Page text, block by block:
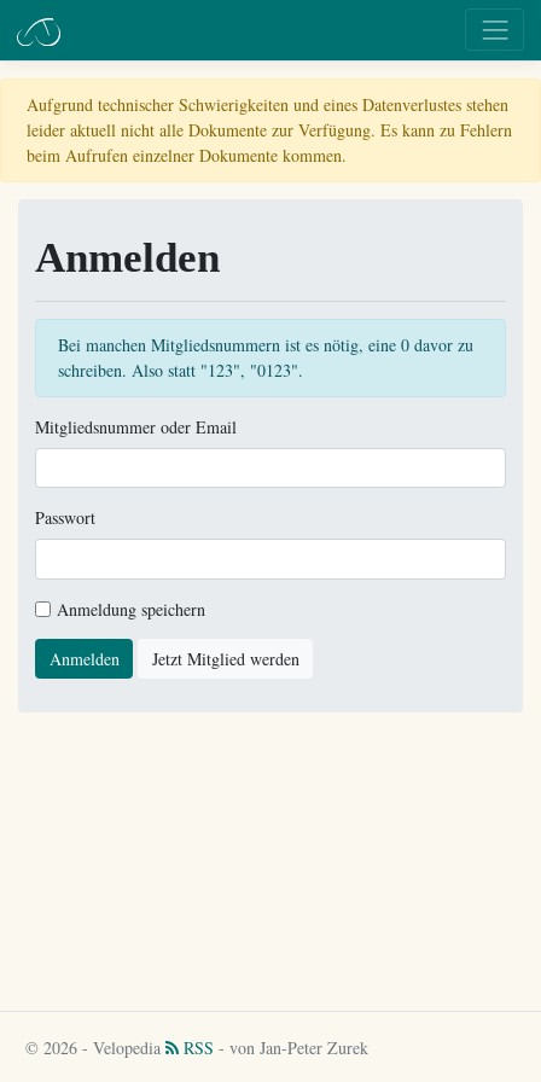
Aufgrund technischer Schwierigkeiten und eines Datenverlustes stehen
leider aktuell nicht alle Dokumente zur Verfügung. Es kann zu Fehlern
beim Aufrufen einzelner Dokumente kommen.
Anmelden
Bei manchen Mitgliedsnummern ist es nötig, eine 0 davor zu
schreiben. Also statt "123", "0123".
Mitgliedsnummer oder Email
Passwort
Anmeldung speichern
Anmelden Jetzt Mitglied werden
© 2026 - Velopedia RSS - von Jan-Peter Zurek